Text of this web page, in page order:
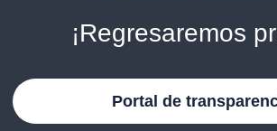
¡Regresaremos
Portal de